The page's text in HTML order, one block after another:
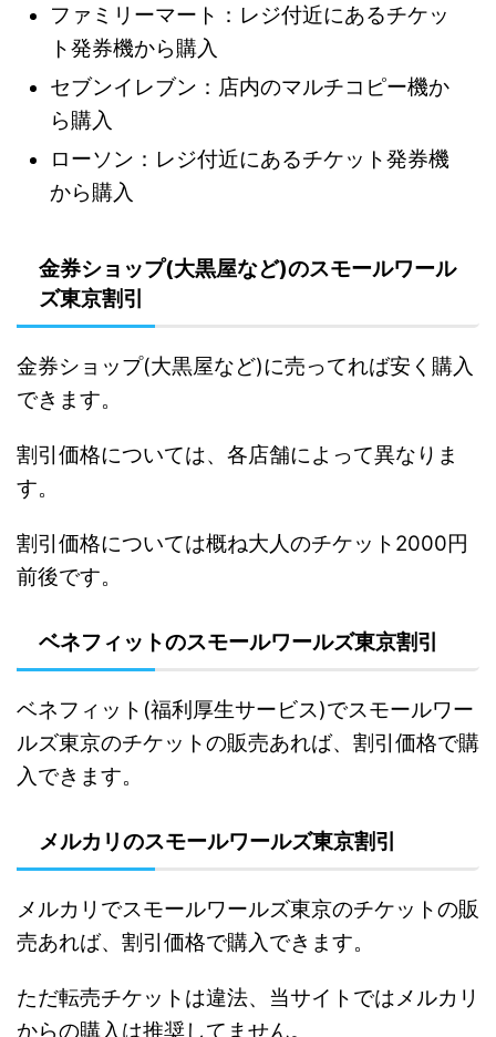
ファミリーマート：レジ付近にあるチケッ
ト発券機から購入
セブンイレブン：店内のマルチコピー機か
ら購入
ローソン：レジ付近にあるチケット発券機
から購入
金券ショップ(大黒屋など)のスモールワール
ズ東京割引
金券ショップ(大黒屋など)に売ってれば安く購入
できます。
割引価格については、各店舗によって異なりま
す。
割引価格については概ね大人のチケット2000円
前後です。
ベネフィットのスモールワールズ東京割引
ベネフィット(福利厚生サービス)でスモールワー
ルズ東京のチケットの販売あれば、割引価格で購
入できます。
メルカリのスモールワールズ東京割引
メルカリでスモールワールズ東京のチケットの販
売あれば、割引価格で購入できます。
ただ転売チケットは違法、当サイトではメルカリ
からの購入は推奨してません。